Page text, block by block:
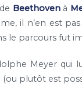
Beethovenà
il n’en est
le parcours fut
Meyer qui
(ou plutôt est